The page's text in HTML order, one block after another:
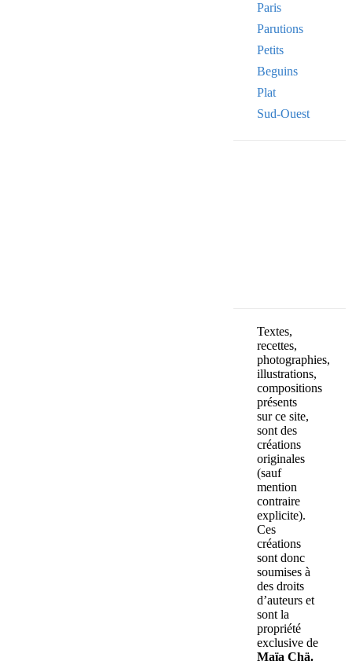
Paris
Parutions
Petits
Beguins
Plat
Sud-Ouest
Textes,
recettes,
photographies,
illustrations,
compositions
présents
sur ce site,
sont des
créations
originales
(sauf
mention
contraire
explicite).
Ces
créations
sont donc
soumises à
des droits
d’auteurs et
sont la
propriété
exclusive de
Maïa Chä.